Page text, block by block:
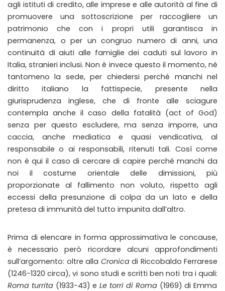
agli istituti di credito, alle imprese e alle autorità al fine di
promuovere una sottoscrizione per raccogliere un
patrimonio che con i propri utili garantisca in
permanenza, o per un congruo numero di anni, una
continuità di aiuti alle famiglie dei caduti sul lavoro in
Italia, stranieri inclusi. Non è invece questo il momento, né
tantomeno la sede, per chiedersi perché manchi nel
diritto italiano la fattispecie, presente nella
giurisprudenza inglese, che di fronte alle sciagure
contempla anche il caso della fatalità (act of God)
senza per questo escludere, ma senza imporre, una
caccia, anche mediatica e quasi vendicativa, al
responsabile o ai responsabili, ritenuti tali. Così come
non è qui il caso di cercare di capire perché manchi da
noi il costume orientale delle dimissioni, più
proporzionate al fallimento non voluto, rispetto agli
eccessi della presunzione di colpa da un lato e della
pretesa di immunità del tutto impunita dall’altro.
Prima di elencare in forma approssimativa le concause,
è necessario però ricordare alcuni approfondimenti
sull’argomento: oltre alla Cronicadi Riccobaldo Ferrarese
(1246-1320 circa), vi sono studi e scritti ben noti tra i quali:
Roma turrita(1933-43) eLe torri di Roma(1969) di Emma